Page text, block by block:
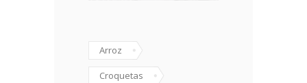
Arroz
Croquetas